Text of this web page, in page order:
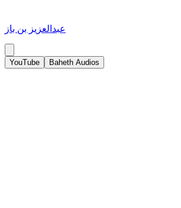
عبدالعزيز بن باز
YouTube Baheth Audios